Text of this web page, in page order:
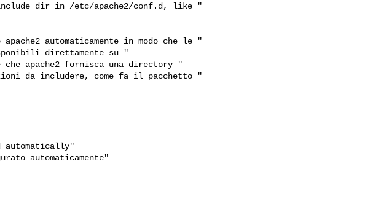
dir in /etc/apache2/conf.d, like "
automaticamente in modo che le "
direttamente su "
apache2 fornisca una directory "
da includere, come fa il pacchetto "
automatically"
automaticamente"